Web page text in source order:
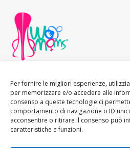
Per fornire le migliori esperienze,
per memorizzare e/o accedere alle
consenso a queste tecnologie ci
comportamento di navigazione o ID
acconsentire o ritirare il consenso può
caratteristiche e funzioni.